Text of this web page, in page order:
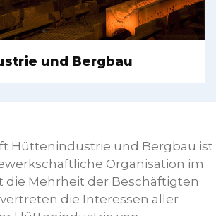
und Bergbau
Hüttenindustrie und Bergbau ist
Organisation im
die Mehrheit der Beschäftigten
die Interessen aller